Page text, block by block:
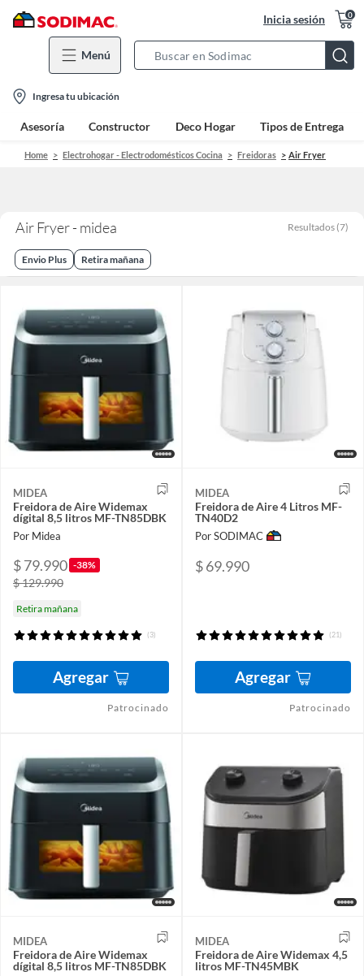
Inicia sesión 0
Menú
Bar
location-
icon
Ingresa tu ubicación
Asesoría Constructor Deco Hogar Tipos de Entrega
Home Electrohogar - Electrodomésticos Cocina Freidoras Air Fryer
Air Fryer - midea Resultados (7)
Envio Plus Retira mañana
MIDEA
Freidora de Aire Widemax
dígital 8,5 litros MF-TN85DBK
Por Midea
$ 79.990 -38%
$ 129.990
Retira mañana
(3)
Agregar
Patrocinado
MIDEA
Freidora de Aire 4 Litros MF-
TN40D2
Por SODIMAC
$ 69.990
(21)
Agregar
Patrocinado
MIDEA
Freidora de Aire Widemax
dígital 8,5 litros MF-TN85DBK
MIDEA
Freidora de Aire Widemax 4,5
litros MF-TN45MBK